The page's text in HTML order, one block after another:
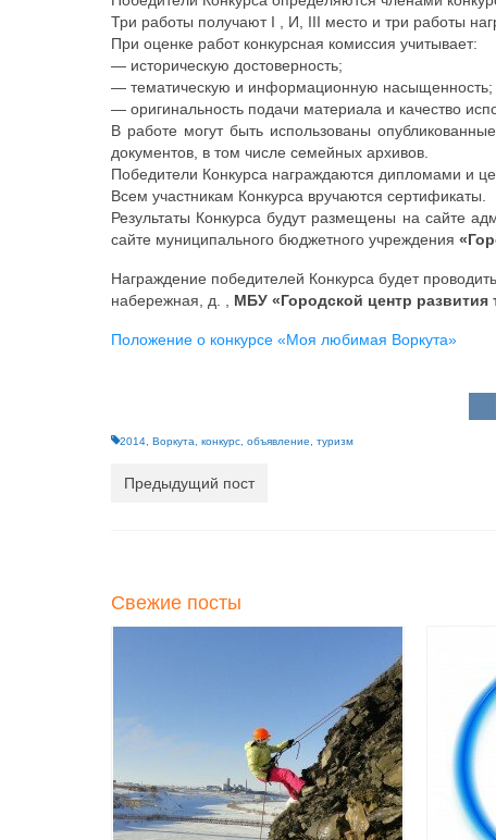
Три работы получают I , И, III место и три работы
При оценке работ конкурсная комиссия учитывает:
— историческую достоверность;
— тематическую и информационную насыщенность;
— оригинальность подачи материала и качество
В работе могут быть использованы
документов, в том числе семейных архивов.
Победители Конкурса награждаются дипломами и
Всем участникам Конкурса вручаются сертификаты.
Результаты Конкурса будут размещены на сайте
сайте муниципального бюджетного учреждения
Награждение победителей Конкурса будет
набережная, д. , МБУ «Городской центр развития
Положение о конкурсе «Моя любимая Воркута»
2014 Воркута конкурс объявление туризм
Предыдущий пост
Свежие посты